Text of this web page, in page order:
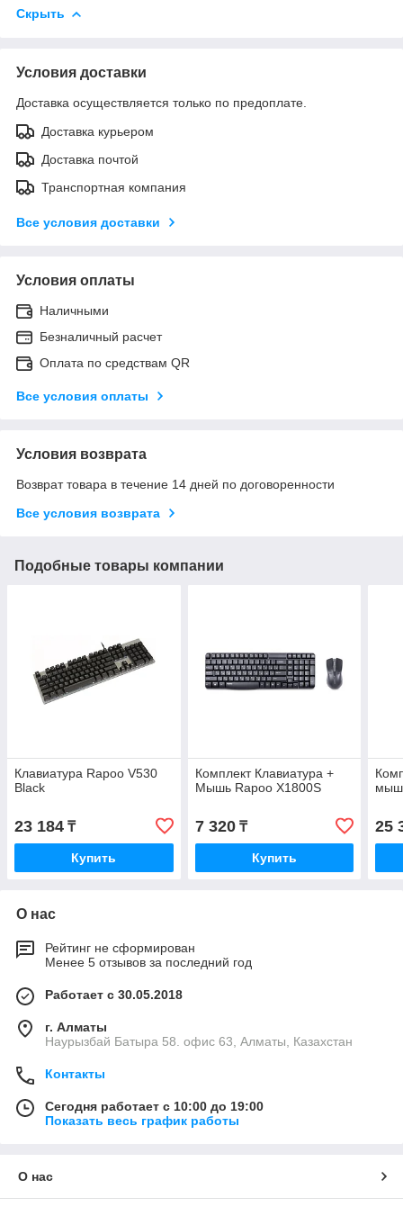
Скрыть
Условия доставки
Доставка осуществляется только по предоплате.
Доставка курьером
Доставка почтой
Транспортная компания
Все условия доставки
Условия оплаты
Наличными
Безналичный расчет
Оплата по средствам QR
Все условия оплаты
Условия возврата
Возврат товара в течение 14 дней по договоренности
Все условия возврата
Подобные товары компании
Клавиатура Rapoo V530
Black
23 184 ₸
Купить
Комплект Клавиатура +
Мышь Rapoo X1800S
7 320₸
Купить
25
О нас
Рейтинг не сформирован
Менее 5 отзывов за последний год
Работает с 30.05.2018
г. Алматы
Наурызбай Батыра 58. офис 63, Алматы, Казахстан
Контакты
Сегодня работает с 10:00 до 19:00
Показать весь график работы
О нас